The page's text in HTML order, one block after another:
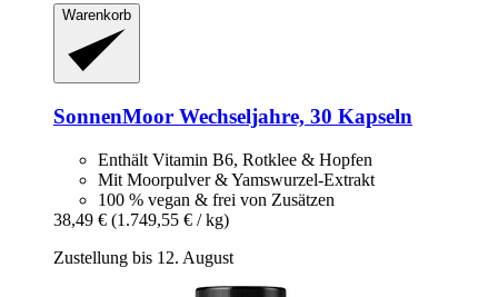
Warenkorb
SonnenMoor Wechseljahre, 30 Kapseln
Enthält Vitamin B6, Rotklee & Hopfen
Mit Moorpulver & Yamswurzel-Extrakt
100 % vegan & frei von Zusätzen
38,49 € (1.749,55 € / kg)
Zustellung bis 12. August